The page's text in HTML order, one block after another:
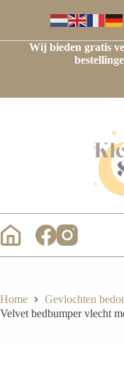
Wij bieden gratis
Home
Gevlochten
Velvet bedbumper vlecht